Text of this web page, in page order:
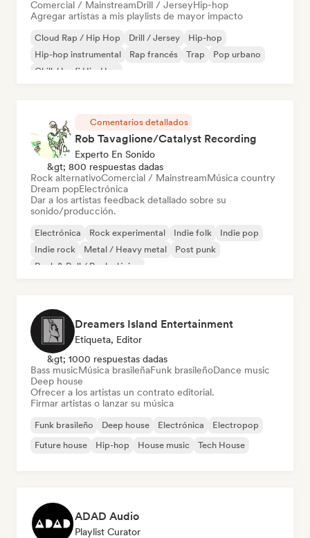
Comercial / MainstreamDrill / JerseyHip-hop
Agregar artistas a mis playlists de mayor impacto
Cloud Rap / Hip Hop Drill / Jersey
Hip-hop
Hip-hop instrumental
Rap francés Trap
Pop urbano
Chill / Lo-fi Hip-Hop
Comentarios detallados
Rob Tavaglione/Catalyst Recording
Experto En Sonido
&gt; 800 respuestas dadas
Rock alternativoComercial / MainstreamMúsica country
Dream popElectrónica
Dar a los artistas feedback detallado sobre su
sonido/producción.
Electrónica Rock experimental Indie folk
Indie pop
Indie rock
Metal / Heavy metal
Post punk
Rock & Roll / Rock clásico
Dreamers Island Entertainment
Etiqueta, Editor
&gt; 1000 respuestas dadas
Bass musicMúsica brasileñaFunk brasileñoDance music
Deep house
Ofrecer a los artistas un contrato editorial.
Firmar artistas o lanzar su música
Funk brasileño Deep house Electrónica
Electropop
Future house
Hip-hop House music Tech House
ADAD Audio
Playlist Curator